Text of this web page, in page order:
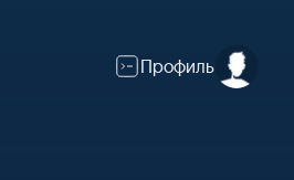
Профиль